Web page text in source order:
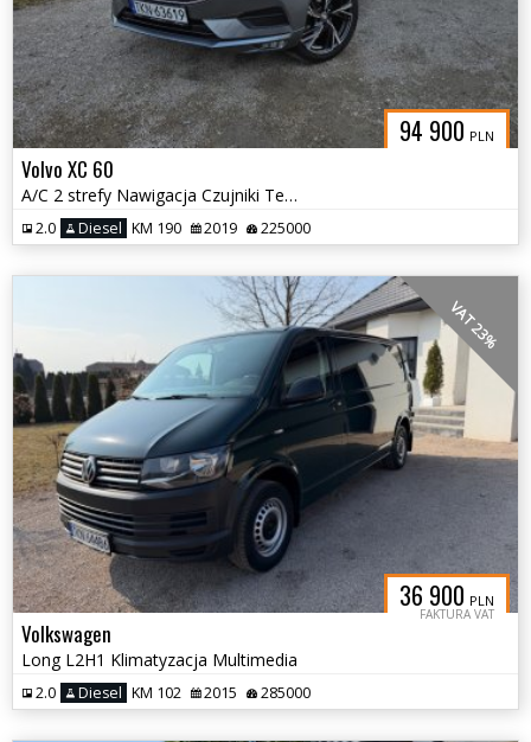
94 900 PLN
Volvo XC 60
A/C 2 strefy Nawigacja Czujniki Tempomat Alu 20
2.0 Diesel KM 190 2019 225000
36 900 PLN
FAKTURA VAT
VAT 23%
Volkswagen
Long L2H1 Klimatyzacja Multimedia
2.0 Diesel KM 102 2015 285000